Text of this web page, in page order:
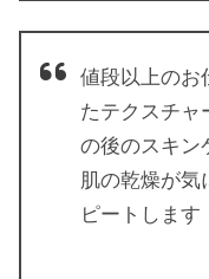
値段以上のお
たテクスチャ
の後のスキン
肌の乾燥が気
ピートします